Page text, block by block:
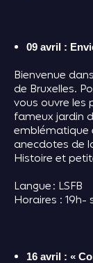
09 avril :
Bienvenue
de Bruxelles.
vous ouvre les
fameux jardin
emblématique
anecdotes de
Histoire et
Langue : LSFB
Horaires : 19h-
16 avril : «